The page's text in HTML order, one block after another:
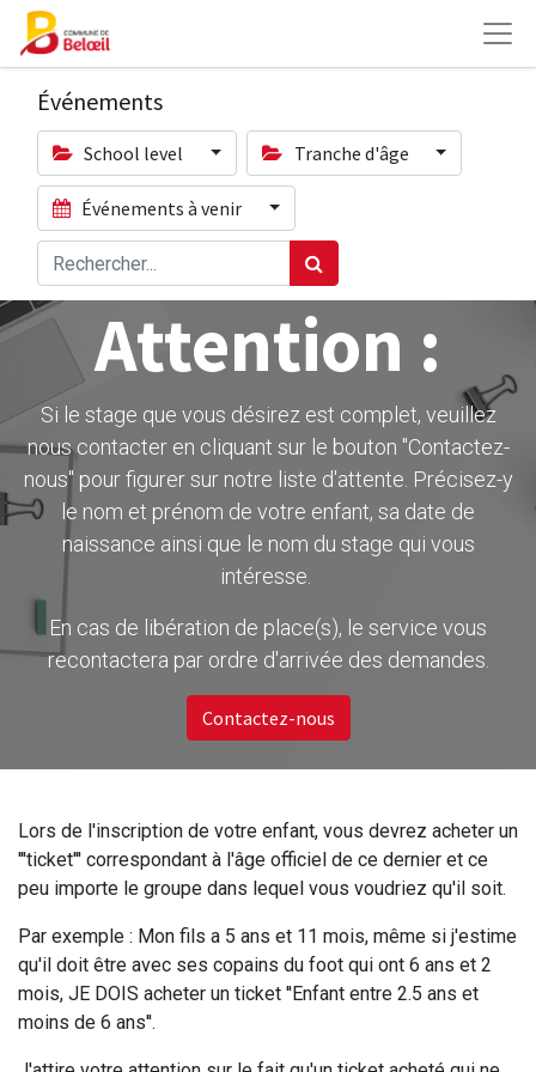
Événements
School level Tranche d'âge
Événements à venir
Attention :
Si le stage que vous désirez est complet, veuillez
nous contacter en cliquant sur le bouton ''Contactez-
nous" pour figurer sur notre liste d'attente. Précisez-y
le nom et prénom de votre enfant, sa date de
naissance ainsi que le nom du stage qui vous
intéresse.
En cas de libération de place(s), le service vous
recontactera par ordre d'arrivée des demandes.
Contactez-nous
Lors de l'inscription de votre enfant, vous devrez acheter un
'''ticket''' correspondant à l'âge officiel de ce dernier et ce
peu importe le groupe dans lequel vous voudriez qu'il soit.
Par exemple : Mon fils a 5 ans et 11 mois, même si j'estime
qu'il doit être avec ses copains du foot qui ont 6 ans et 2
mois, JE DOIS acheter un ticket ''Enfant entre 2.5 ans et
moins de 6 ans''.